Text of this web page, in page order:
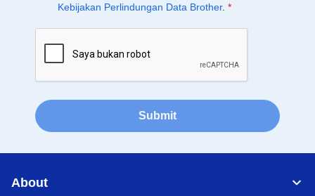
Kebijakan Perlindungan Data Brother. *
Submit
About